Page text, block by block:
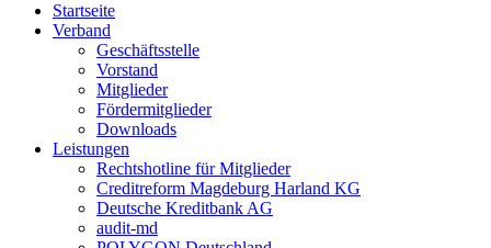
Startseite
Verband
Geschäftsstelle
Vorstand
Mitglieder
Fördermitglieder
Downloads
Leistungen
Rechtshotline für Mitglieder
Creditreform Magdeburg Harland KG
Deutsche Kreditbank AG
audit-md